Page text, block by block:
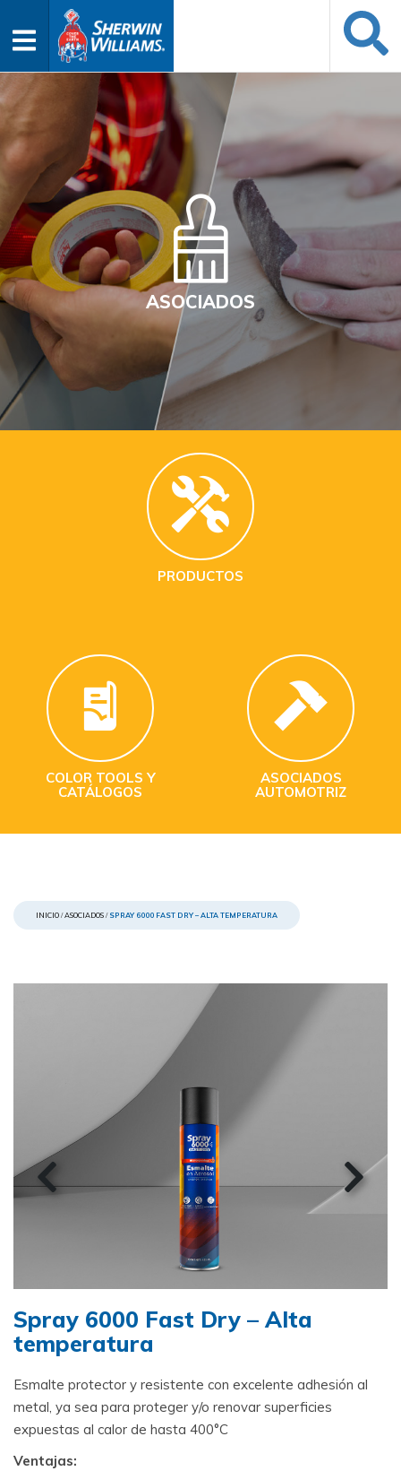
ASOCIADOS
PRODUCTOS
COLOR TOOLS Y
CATÁLOGOS
ASOCIADOS
AUTOMOTRIZ
INICIO /ASOCIADOS / SPRAY 6000 FAST DRY – ALTA TEMPERATURA
Spray 6000 Fast Dry – Alta
temperatura
Esmalte protector y resistente con excelente adhesión al
metal, ya sea para proteger y/o renovar superficies
expuestas al calor de hasta 400°C
Ventajas: